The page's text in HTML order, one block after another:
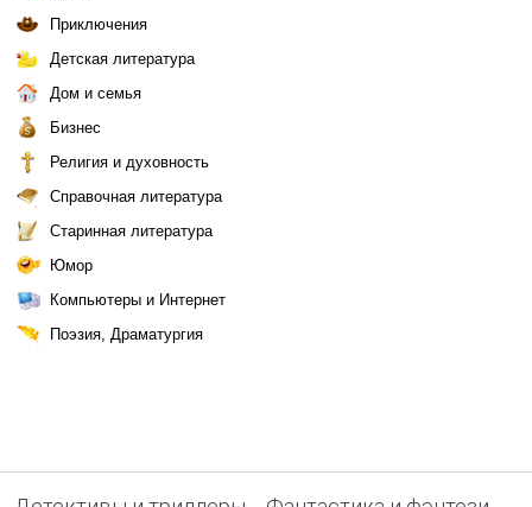
Приключения
Детская литература
Дом и семья
Бизнес
Религия и духовность
Справочная литература
Старинная литература
Юмор
Компьютеры и Интернет
Поэзия, Драматургия